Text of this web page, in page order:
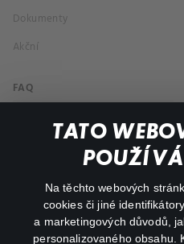
TATO
POUŽÍVÁ
Na těchto webových
cookies či jiné
a marketingových důvodů,
personalizovaného obsahu.
Dokumenty
Akční
FAQ
Můj účet
Důležité odkazy
facebook